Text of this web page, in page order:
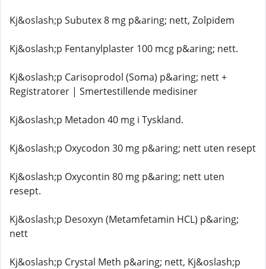
Kj&oslash;p Subutex 8 mg p&aring; nett, Zolpidem
Kj&oslash;p Fentanylplaster 100 mcg p&aring; nett.
Kj&oslash;p Carisoprodol (Soma) p&aring; nett +
Registratorer | Smertestillende medisiner
Kj&oslash;p Metadon 40 mg i Tyskland.
Kj&oslash;p Oxycodon 30 mg p&aring; nett uten resept
Kj&oslash;p Oxycontin 80 mg p&aring; nett uten
resept.
Kj&oslash;p Desoxyn (Metamfetamin HCL) p&aring;
nett
Kj&oslash;p Crystal Meth p&aring; nett, Kj&oslash;p